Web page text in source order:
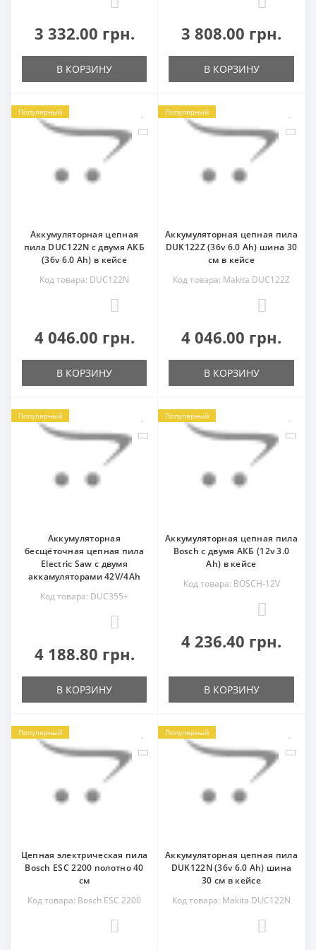
3 332.00 грн.
В КОРЗИНУ
3 808.00 грн.
В КОРЗИНУ
Популярный
Аккумуляторная цепная
пила DUC122N с двумя АКБ
(36v 6.0 Ah) в кейсе
Код товара: DUC122N
4 046.00 грн.
В КОРЗИНУ
Популярный
Аккумуляторная цепная пила
DUK122Z (36v 6.0 Ah) шина 30
см в кейсе
Код товара: Makita DUC122Z
4 046.00 грн.
В КОРЗИНУ
Популярный
Аккумуляторная
бесщёточная цепная пила
Electric Saw с двумя
аккамуляторами 42V/4Ah
Код товара: DUC355+
4 188.80 грн.
В КОРЗИНУ
Популярный
Аккумуляторная цепная пила
Bosch с двумя АКБ (12v 3.0
Ah) в кейсе
Код товара: BOSCH-12V
4 236.40 грн.
В КОРЗИНУ
Популярный
Цепная электрическая пила
Bosch ESC 2200 полотно 40
см
Код товара: Bosch ESC 2200
Популярный
Аккумуляторная цепная пила
DUK122N (36v 6.0 Ah) шина
30 см в кейсе
Код товара: Makita DUC122N